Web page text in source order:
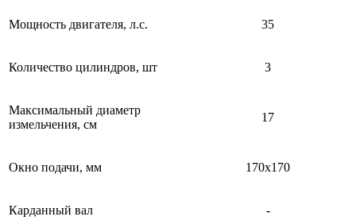
Мощность двигателя, л.с. 35
Количество цилиндров, шт 3
Максимальный диаметр
измельчения, см
17
Окно подачи, мм 170x170
Карданный вал -